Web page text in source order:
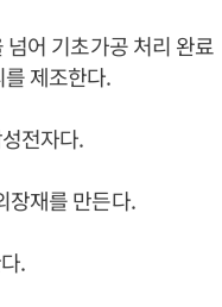
어 기초가공 처리 완료
제조한다.
전자다.
장재를 만든다.
.